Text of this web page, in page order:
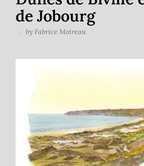
de Jobourg
by Fabrice Moireau